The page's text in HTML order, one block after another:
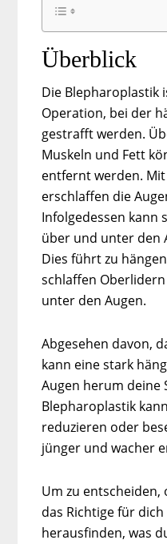
Überblick
Die Blepharoplastik
Operation, bei der
gestrafft werden.
Muskeln und Fett
entfernt werden.
erschlaffen die
Infolgedessen kann
über und unter den
Dies führt zu
schlaffen
unter den Augen.
Abgesehen davon,
kann eine stark
Augen herum deine
Blepharoplastik
reduzieren oder
jünger und wacher
Um zu
das Richtige für
herausfinden, was